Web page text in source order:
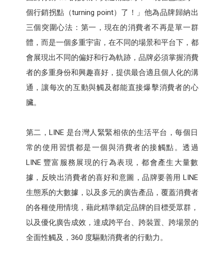
個行銷拐點（turning point）了！」他為品牌歸納出
三個突圍心法：第一，現在的消費者不再是單一群
體，而是一個多重宇宙，在不同的場景和平台下，都
會展現出不同的偏好和行為軌跡，品牌必須掌握消費
者的多重身份和興趣喜好，提供最合適且個人化的溝
通，讓每次的互動與觸及都能直接爆擊消費者的心
臟。
第二，LINE 是台灣人緊緊相依的生活平台，每個日
常的使用習慣都是一個與消費者的接觸點。透過
LINE 豐富服務展現的行為表現，都會產生大量數
據，反映出消費者的喜好和意圖，品牌要善用 LINE
生態系的大數據，以及多元的廣告產品，覆蓋消費者
的各種使用情境，藉此精準鎖定品牌的目標受眾群，
以及優化廣告成效，達成跨平台、跨裝置、跨場景的
全面性觸及，360 度驅動消費者的行動力。